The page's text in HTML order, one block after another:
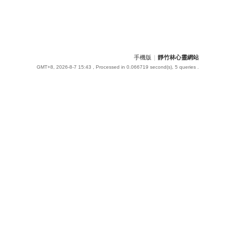
手機版 靜竹林心靈網站
GMT+8, 2026-8-7 15:43 , Processed in 0.066719 second(s), 5 queries .